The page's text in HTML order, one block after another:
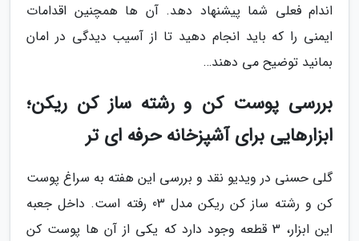
اندام فعلی شما پیشنهاد دهد. آن ها همچنین اقدامات
ایمنی را که باید انجام دهید تا از آسیب دیدگی در امان
بمانید توضیح می دهند…
بررسی پوست کن و رشته ساز کن ریکن؛
ابزارهایی برای آشپزخانه حرفه ای تر
گلی حسنی در ویدیو نقد و بررسی این هفته به سراغ پوست
کن و رشته ساز کن ریکن مدل 03 رفته است. داخل جعبه
این ابزار، 3 قطعه وجود دارد که یکی از آن ها پوست کن